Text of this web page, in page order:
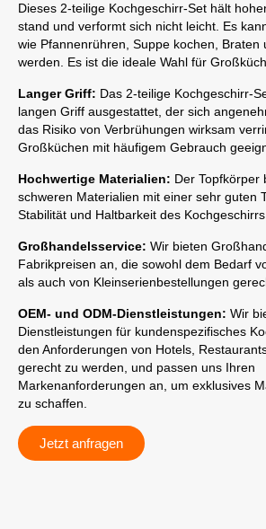
Dieses 2-teilige Kochgeschirr-Set hält
stand und verformt sich nicht leicht. Es
wie Pfannenrühren, Suppe kochen, Braten
werden. Es ist die ideale Wahl für
Langer Griff: Das 2-teilige Kochgeschirr-
langen Griff ausgestattet, der sich
das Risiko von Verbrühungen wirksam
Großküchen mit häufigem Gebrauch
Hochwertige Materialien: Der Topfkörper
schweren Materialien mit einer sehr guten
Stabilität und Haltbarkeit des
Großhandelsservice: Wir bieten
Fabrikpreisen an, die sowohl dem Bedarf
als auch von Kleinserienbestellungen
OEM- und ODM-Dienstleistungen: Wir
Dienstleistungen für kundenspezifisches
den Anforderungen von Hotels,
gerecht zu werden, und passen uns Ihren
Markenanforderungen an, um exklusives
zu schaffen.
Jetzt anfragen